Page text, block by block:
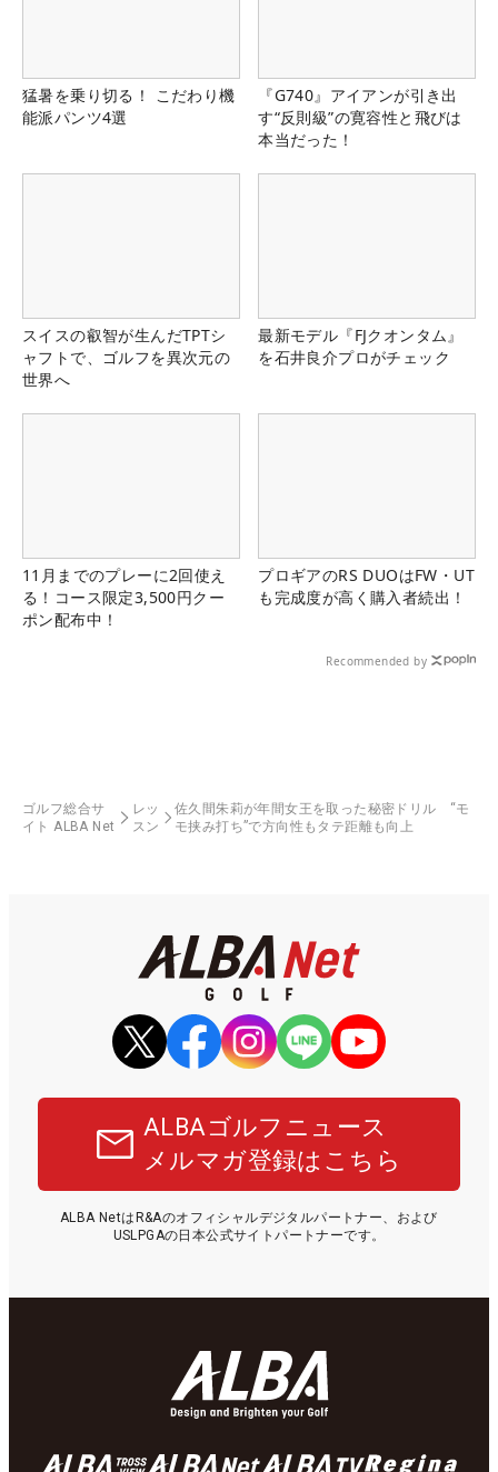
猛暑を乗り切る！ こだわり機
能派パンツ4選
『G740』アイアンが引き出
す“反則級”の寛容性と飛びは
本当だった！
スイスの叡智が生んだTPTシ
ャフトで、ゴルフを異次元の
世界へ
最新モデル『FJクオンタム』
を石井良介プロがチェック
11月までのプレーに2回使え
る！コース限定3,500円クー
ポン配布中！
プロギアのRS DUOはFW・UT
も完成度が高く購入者続出！
Recommended by
ゴルフ総合サ
イト ALBA Net
レッ
スン
佐久間朱莉が年間女王を取った秘密ドリル “モ
モ挟み打ち”で方向性もタテ距離も向上
ALBAゴルフニュース
メルマガ登録はこちら
ALBA NetはR&Aのオフィシャルデジタルパートナー、および
USLPGAの日本公式サイトパートナーです。